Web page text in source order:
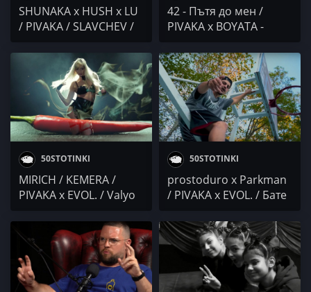
SHUNAKA x HUSH x LU
/ PIVAKA / SLAVCHEV /
Alexandra Vucheva /
Бате Са / KAPUDI BOYZ
42 - Пътя до мен /
PIVAKA x BOYATA -
50STOTINKI
MIRICH / KEMERA /
PIVAKA x EVOL. / Valyo
Young Scaro x Lexus /
FOGG / IVG IWCHAKA
50STOTINKI
prostoduro x Parkman
/ PIVAKA x EVOL. / Бате
V:RGO x Mishell x Crispy
/ 100PROZLO